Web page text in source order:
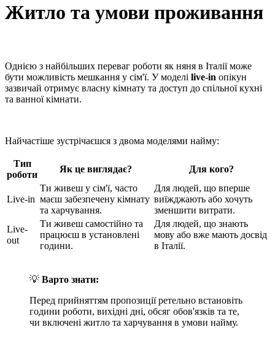
Житло та умови проживання
Однією з найбільших переваг роботи як няня в Італії може
бути можливість мешкання у сім'ї. У моделі live-in опікун
зазвичай отримує власну кімнату та доступ до спільної кухні
та ванної кімнати.
Найчастіше зустрічаєшся з двома моделями найму:
Тип
роботи
Як це виглядає? Для кого?
Live-in
Ти живеш у сім'ї, часто
маєш забезпечену кімнату
та харчування.
Для людей, що вперше
виїжджають або хочуть
зменшити витрати.
Live-
out
Ти живеш самостійно та
працюєш в установлені
години.
Для людей, що знають
мову або вже мають досвід
в Італії.
💡 Варто знати:
Перед прийняттям пропозиції ретельно встановіть
години роботи, вихідні дні, обсяг обов'язків та те,
чи включені житло та харчування в умови найму.